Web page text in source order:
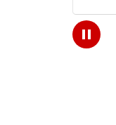
Play
/